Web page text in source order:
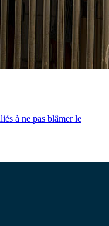
à ne pas blâmer le